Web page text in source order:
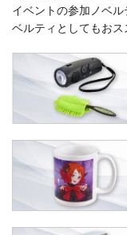
イベントの参加ノベ
ベルティとしてもおス